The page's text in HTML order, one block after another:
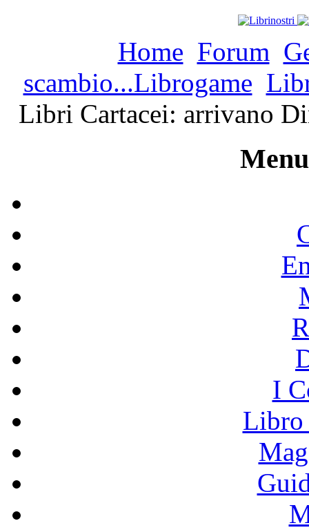
Home Forum
scambio...Librogame
Libri Cartacei: arrivano
I
Libro